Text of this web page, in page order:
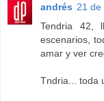
andrés 21 de
Tendria 42,
escenarios,
amar y ver
Tndria... toda